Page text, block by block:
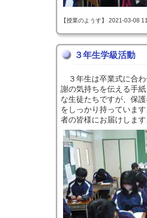
【授業のようす】 2021-03-08
３年生学級活動
３年生は卒業式に合わ
謝の気持ちを伝える手
な生徒たちですが、保
をしっかり持っていま
者の皆様にお届けしま